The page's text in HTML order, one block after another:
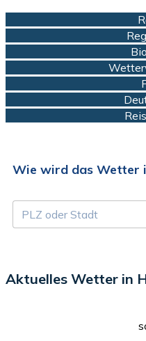
Wie wird das Wetter
Aktuelles Wetter in